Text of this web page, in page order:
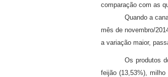
comparação com as
Quando a
mês de novembro/
a variação maior,
Os produtos
feijão (13,53%),